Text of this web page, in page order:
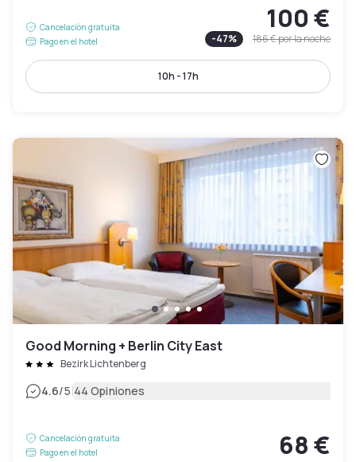
Cancelación gratuita
Pago en el hotel
100 €
-47% 186 €por la noche
10h - 17h
Good Morning + Berlin City East
Bezirk Lichtenberg
4.6/5|44 Opiniones
Cancelación gratuita
Pago en el hotel
68 €